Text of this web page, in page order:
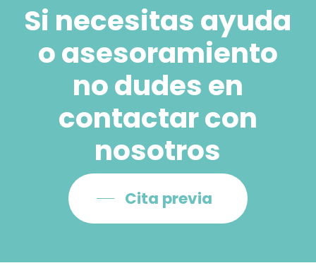
Si necesitas ayuda
o asesoramiento
no dudes en
contactar con
nosotros
Cita previa